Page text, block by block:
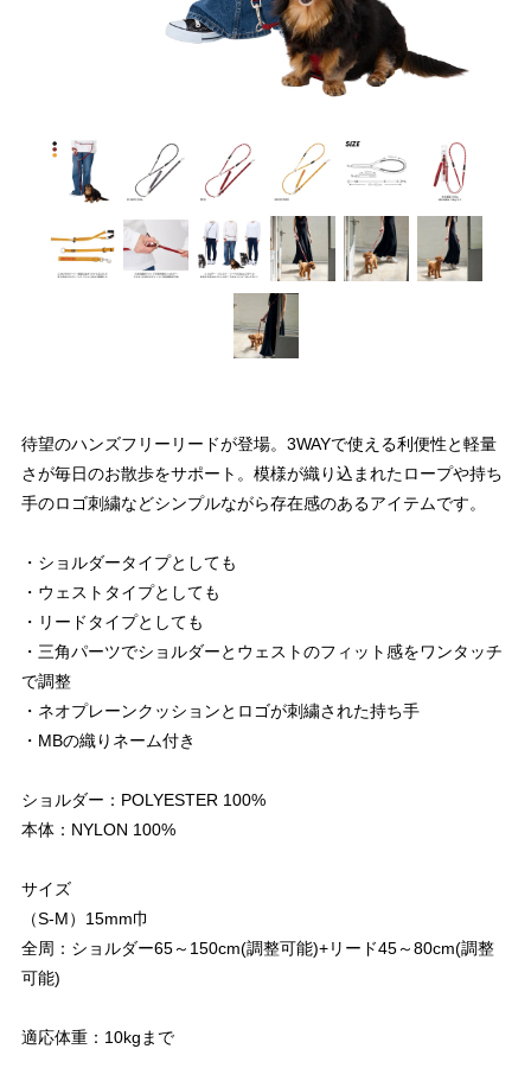
待望のハンズフリーリードが登場。3WAYで使える利便性と軽量
さが毎日のお散歩をサポート。模様が織り込まれたロープや持ち
手のロゴ刺繍などシンプルながら存在感のあるアイテムです。
・ショルダータイプとしても
・ウェストタイプとしても
・リードタイプとしても
・三角パーツでショルダーとウェストのフィット感をワンタッチ
で調整
・ネオプレーンクッションとロゴが刺繍された持ち手
・MBの織りネーム付き
ショルダー：POLYESTER 100%
本体：NYLON 100%
サイズ
（S-M）15mm巾
全周：ショルダー65～150cm(調整可能)+リード45～80cm(調整
可能)
適応体重：10kgまで